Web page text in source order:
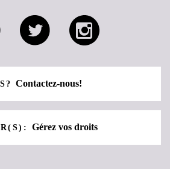
Contactez-nous!
Gérez vos droits